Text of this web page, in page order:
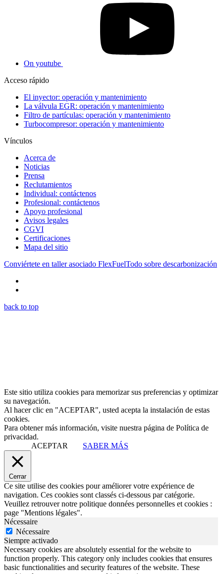
On youtube
Acceso rápido
El inyector: operación y mantenimiento
La válvula EGR: operación y mantenimiento
Filtro de partículas: operación y mantenimiento
Turbocompresor: operación y mantenimiento
Vínculos
Acerca de
Noticias
Prensa
Reclutamientos
Individual: contáctenos
Profesional: contáctenos
Apoyo profesional
Avisos legales
CGVI
Certificaciones
Mapa del sitio
Conviértete en taller asociado FlexFuelTodo sobre descarbonización
back to top
Este sitio utiliza cookies para memorizar sus preferencias y optimizar
su navegación.
Al hacer clic en "ACEPTAR", usted acepta la instalación de estas
cookies.
Para obtener más información, visite nuestra página de Política de
privacidad.
ACEPTAR
SABER MÁS
Cerrar
Ce site utilise des cookies pour améliorer votre expérience de
navigation. Ces cookies sont classés ci-dessous par catégorie.
Veuillez retrouver notre politique données personnelles et cookies :
page "Mentions légales".
Nécessaire
Nécessaire
Siempre activado
Necessary cookies are absolutely essential for the website to
function properly. This category only includes cookies that ensures
basic functionalities and security features of the website. These